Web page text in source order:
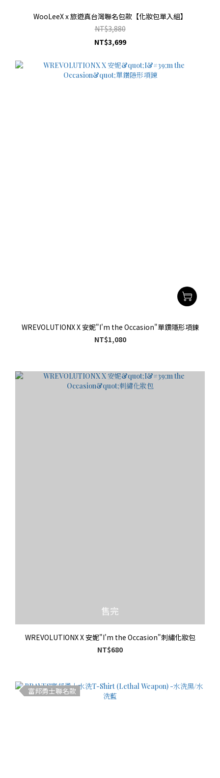
WooLeeX x 旅遊真台灣聯名包款【化妝包單入組】
NT$3,880
NT$3,699
WREVOLUTIONX X 安妮"I'm the Occasion"單鑽隱形項鍊
NT$1,080
售完
WREVOLUTIONX X 安妮"I'm the Occasion"刺繡化妝包
NT$680
富邦勇士聯名款